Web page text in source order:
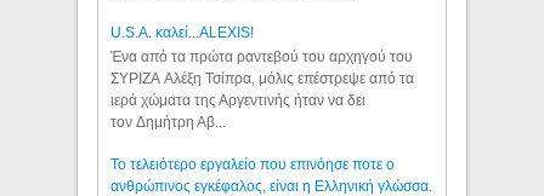
U.S.A. καλεί...ALEXIS!
Ένα από τα πρώτα ραντεβού του αρχηγού του
ΣΥΡΙΖΑ Αλέξη Τσίπρα, μόλις επέστρεψε από τα
ιερά χώματα της Αργεντινής ήταν να δει
τον Δημήτρη Αβ...
Το τελειότερο εργαλείο που επινόησε ποτε ο
ανθρώπινος εγκέφαλος, είναι η Ελληνική γλώσσα.